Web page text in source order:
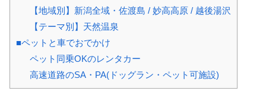
【地域別】新潟全域・佐渡島 / 妙高高原 / 越後湯沢
【テーマ別】天然温泉
■ペットと車でおでかけ
ペット同乗OKのレンタカー
高速道路のSA・PA(ドッグラン・ペット可施設)